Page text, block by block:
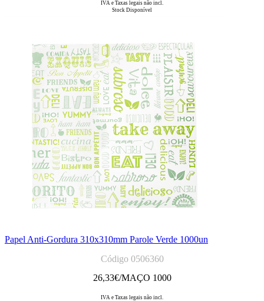
IVA e Taxas legais não incl.
Stock Disponível
Papel Anti-Gordura 310x310mm Parole Verde 1000un
Código 0506360
26,33€/MAÇO 1000
IVA e Taxas legais não incl.